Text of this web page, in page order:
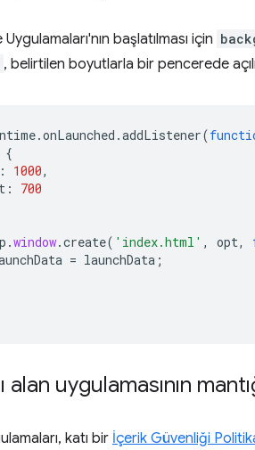
başlatılması için
, belirtilen boyutlarla bir pencerede
.onLaunched .addListener(
{
: 1000,
:
700
.window.create( 'index.html' , opt,
= launchData ;
alan uygulamasının
katı bir İçerik Güvenliği